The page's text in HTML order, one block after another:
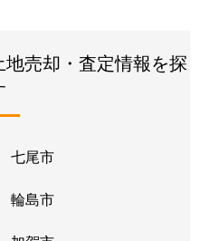
売却・査定情報を探
七尾市
輪島市